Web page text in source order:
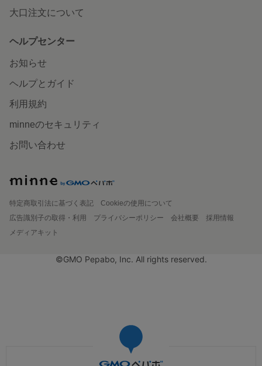
大口注文について
ヘルプセンター
お知らせ
ヘルプとガイド
利用規約
minneのセキュリティ
お問い合わせ
特定商取引法に基づく表記
Cookieの使用について
広告識別子の取得・利用
プライバシーポリシー 会社概要
採用情報
メディアキット
©GMO Pepabo, Inc. All rights reserved.